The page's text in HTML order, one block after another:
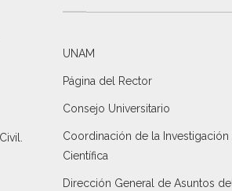
UNAM
Página del Rector
Consejo Universitario
Coordinación de la Investigación
Científica
Dirección General de Asuntos del